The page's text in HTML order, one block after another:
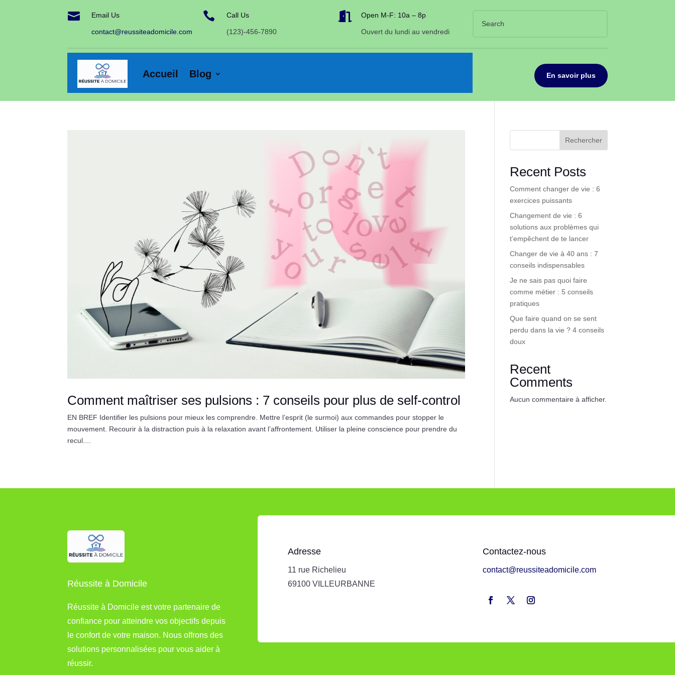
 Email Us
contact@reussiteadomicile.com
 Call Us
(123)-456-7890
 Open M-F: 10a – 8p
Ouvert du lundi au vendredi
Accueil Blog En savoir plus
Comment maîtriser ses pulsions : 7 conseils pour plus de self-control
EN BREF Identifier les pulsions pour mieux les comprendre. Mettre l’esprit (le surmoi) aux commandes pour stopper le
mouvement. Recourir à la distraction puis à la relaxation avant l’affrontement. Utiliser la pleine conscience pour prendre du
recul....
Rechercher
Recent Posts
Comment changer de vie : 6
exercices puissants
Changement de vie : 6
solutions aux problèmes qui
t’empêchent de te lancer
Changer de vie à 40 ans : 7
conseils indispensables
Je ne sais pas quoi faire
comme métier : 5 conseils
pratiques
Que faire quand on se sent
perdu dans la vie ? 4 conseils
doux
Recent
Comments
Aucun commentaire à afficher.
Réussite à Domicile
Réussite à Domicile est votre partenaire de
confiance pour atteindre vos objectifs depuis
le confort de votre maison. Nous offrons des
solutions personnalisées pour vous aider à
réussir.
Adresse
11 rue Richelieu
69100 VILLEURBANNE
Contactez-nous
contact@reussiteadomicile.com